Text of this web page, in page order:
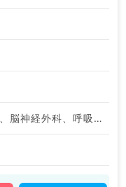
神経内科、整形外科、脳神経外科、呼吸器外科、心臓血管外科、一般内科、循環器内科、呼吸器内科、消化器内科、内分泌・代謝内科、腎臓内科、血液内科、外科系全般、一般外科、消化器外科